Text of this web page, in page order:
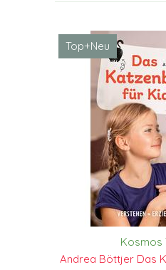
Top+Neu
Kosmos
Andrea Böttjer Das